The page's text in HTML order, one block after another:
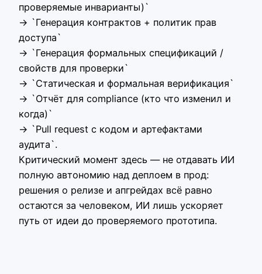
проверяемые инварианты)`
→ `Генерация контрактов + политик прав
доступа`
→ `Генерация формальных спецификаций /
свойств для проверки`
→ `Статическая и формальная верификация`
→ `Отчёт для compliance (кто что изменил и
когда)`
→ `Pull request с кодом и артефактами
аудита`.
Критический момент здесь — не отдавать ИИ
полную автономию над деплоем в прод:
решения о релизе и апгрейдах всё равно
остаются за человеком, ИИ лишь ускоряет
путь от идеи до проверяемого прототипа.